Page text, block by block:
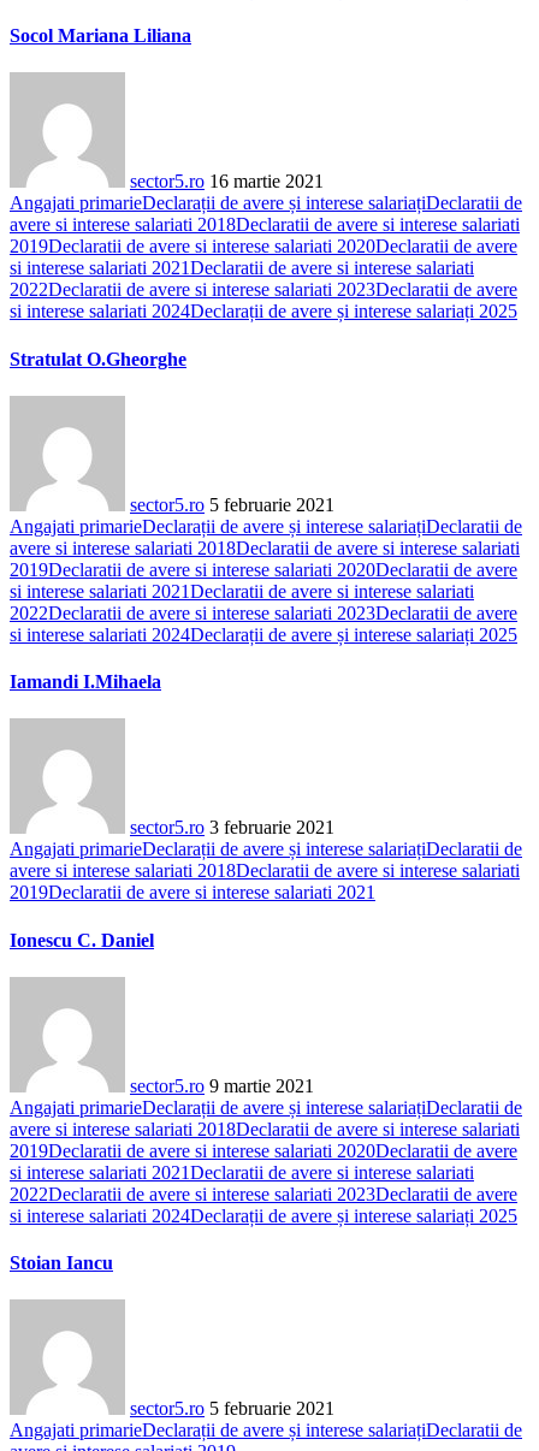
Socol Mariana Liliana
sector5.ro 16 martie 2021
Angajati primarieDeclarații de avere și interese salariațiDeclaratii de
avere si interese salariati 2018Declaratii de avere si interese salariati
2019Declaratii de avere si interese salariati 2020Declaratii de avere
si interese salariati 2021Declaratii de avere si interese salariati
2022Declaratii de avere si interese salariati 2023Declaratii de avere
si interese salariati 2024Declarații de avere și interese salariați 2025
Stratulat O.Gheorghe
sector5.ro 5 februarie 2021
Angajati primarieDeclarații de avere și interese salariațiDeclaratii de
avere si interese salariati 2018Declaratii de avere si interese salariati
2019Declaratii de avere si interese salariati 2020Declaratii de avere
si interese salariati 2021Declaratii de avere si interese salariati
2022Declaratii de avere si interese salariati 2023Declaratii de avere
si interese salariati 2024Declarații de avere și interese salariați 2025
Iamandi I.Mihaela
sector5.ro 3 februarie 2021
Angajati primarieDeclarații de avere și interese salariațiDeclaratii de
avere si interese salariati 2018Declaratii de avere si interese salariati
2019Declaratii de avere si interese salariati 2021
Ionescu C. Daniel
sector5.ro 9 martie 2021
Angajati primarieDeclarații de avere și interese salariațiDeclaratii de
avere si interese salariati 2018Declaratii de avere si interese salariati
2019Declaratii de avere si interese salariati 2020Declaratii de avere
si interese salariati 2021Declaratii de avere si interese salariati
2022Declaratii de avere si interese salariati 2023Declaratii de avere
si interese salariati 2024Declarații de avere și interese salariați 2025
Stoian Iancu
sector5.ro 5 februarie 2021
Angajati primarieDeclarații de avere și interese salariațiDeclaratii de